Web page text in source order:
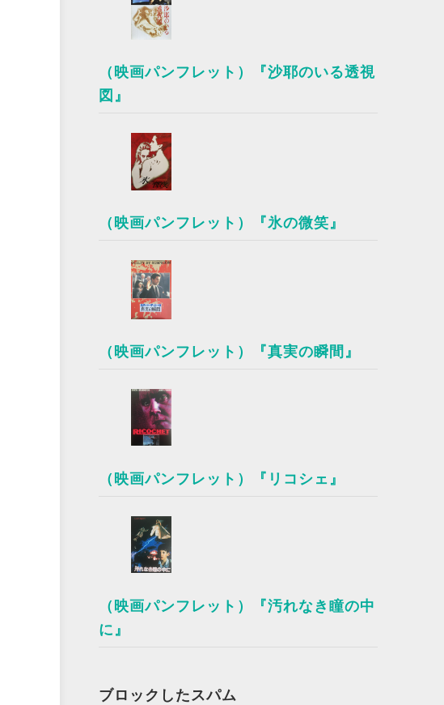
（映画パンフレット）『沙耶のいる透視
図』
（映画パンフレット）『氷の微笑』
（映画パンフレット）『真実の瞬間』
（映画パンフレット）『リコシェ』
（映画パンフレット）『汚れなき瞳の中
に』
ブロックしたスパム